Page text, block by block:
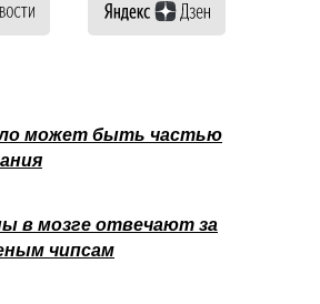
может быть частью
в мозге отвечают за
чипсам